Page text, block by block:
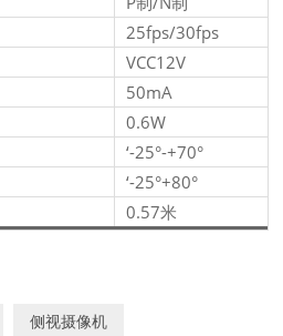
25fps/30fps
VCC12V
50mA
0.6W
‘-25°-+70°
‘-25°+80°
0.57米
侧视摄像机